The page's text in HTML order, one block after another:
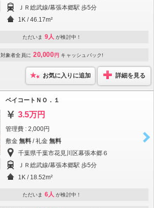
ＪＲ総武線/幕張本郷駅 歩5分
1K / 46.17m²
ただいま 9人 が検討中！
対象者全員に 20,000 円 キャッシュバック!
お気に入りに追加 詳細を見る
ベイコートＮＯ．１
3.5万円
管理費 : 2,000円
敷金 無料 / 礼金 無料
千葉県千葉市花見川区幕張本郷６
ＪＲ総武線/幕張本郷駅 歩5分
1K / 18.52m²
ただいま 6人 が検討中！